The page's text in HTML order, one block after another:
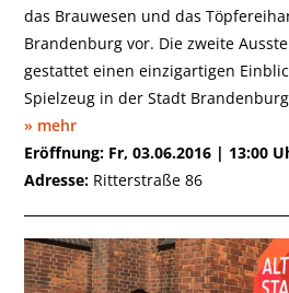
das Brauwesen und das
Brandenburg vor. Die zweite
gestattet einen einzigartigen
Spielzeug in der Stadt
» mehr
Eröffnung: Fr, 03.06.2016 | 13:00
Adresse: Ritterstraße 86